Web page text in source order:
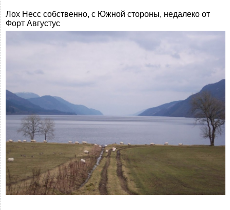
Лох Несс собственно, с Южной стороны, недалеко от
Форт Августус